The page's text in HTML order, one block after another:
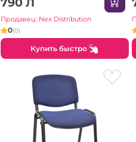
Продавец: Nex Distribution
0(0)
Купить быстро